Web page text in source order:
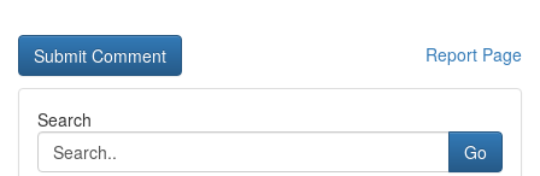
Report Page
Search
Go